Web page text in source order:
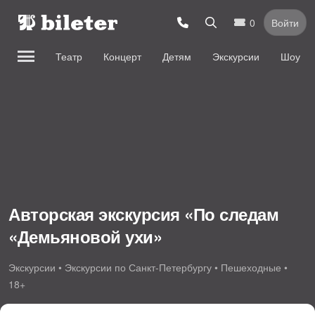
0 Войти
Театр Концерт Детям Экскурсии Шоу
Авторская экскурсия «По следам
«Демьяновой ухи»
Экскурсии • Экскурсии по Санкт-Петербургу • Пешеходные •
18+